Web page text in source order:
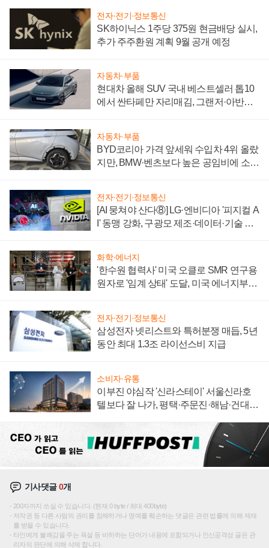
전자·전기·정보통신
SK하이닉스 1주당 375원 현금배당 실시,
추가 주주환원 계획 9월 공개 예정
자동차·부품
현대차 올해 SUV 국내 베스트셀러 톱10
에서 싼타페만 자리매김, 그랜저·아반떼
자동차·부품
BYD코리아 가격 앞세워 수입차 4위 올랐
지만, BMW·벤츠보다 높은 공임비에 소비
전자·전기·정보통신
[AI 뭉쳐야 산다⑧] LG·엔비디아 '피지컬 A
I' 동맹 강화, 구광모 제조·데이터·기술 결
화학·에너지
'한수원 협력사' 미국 오클로 SMR 연구용
원자로 '임계 상태' 도달, 미국 에너지부
전자·전기·정보통신
삼성전자 넷리스트와 특허분쟁 매듭, 5년
동안 최대 1.3조 라이선스비 지급
소비자·유통
이부진 야심작 '신라스테이' 서울신라호
텔보다 잘 나가, 평택·주문진·해남·건대로
기사댓글0개
200자까지 쓰실 수 있습니다. (현재 0 byte / 최대 400byte)
저작권 등 다른 사람의 권리를 침해하거나 명예를 훼손하는 댓글은 관련 법률에 의해 제재
를 받을 수 있습니다.
타인에게 불쾌감을 주는 욕설 등 비하하는 단어가 내용에 포함되거나 인신공격성 글은 관
리자의 판단에 의해 삭제 합니다.